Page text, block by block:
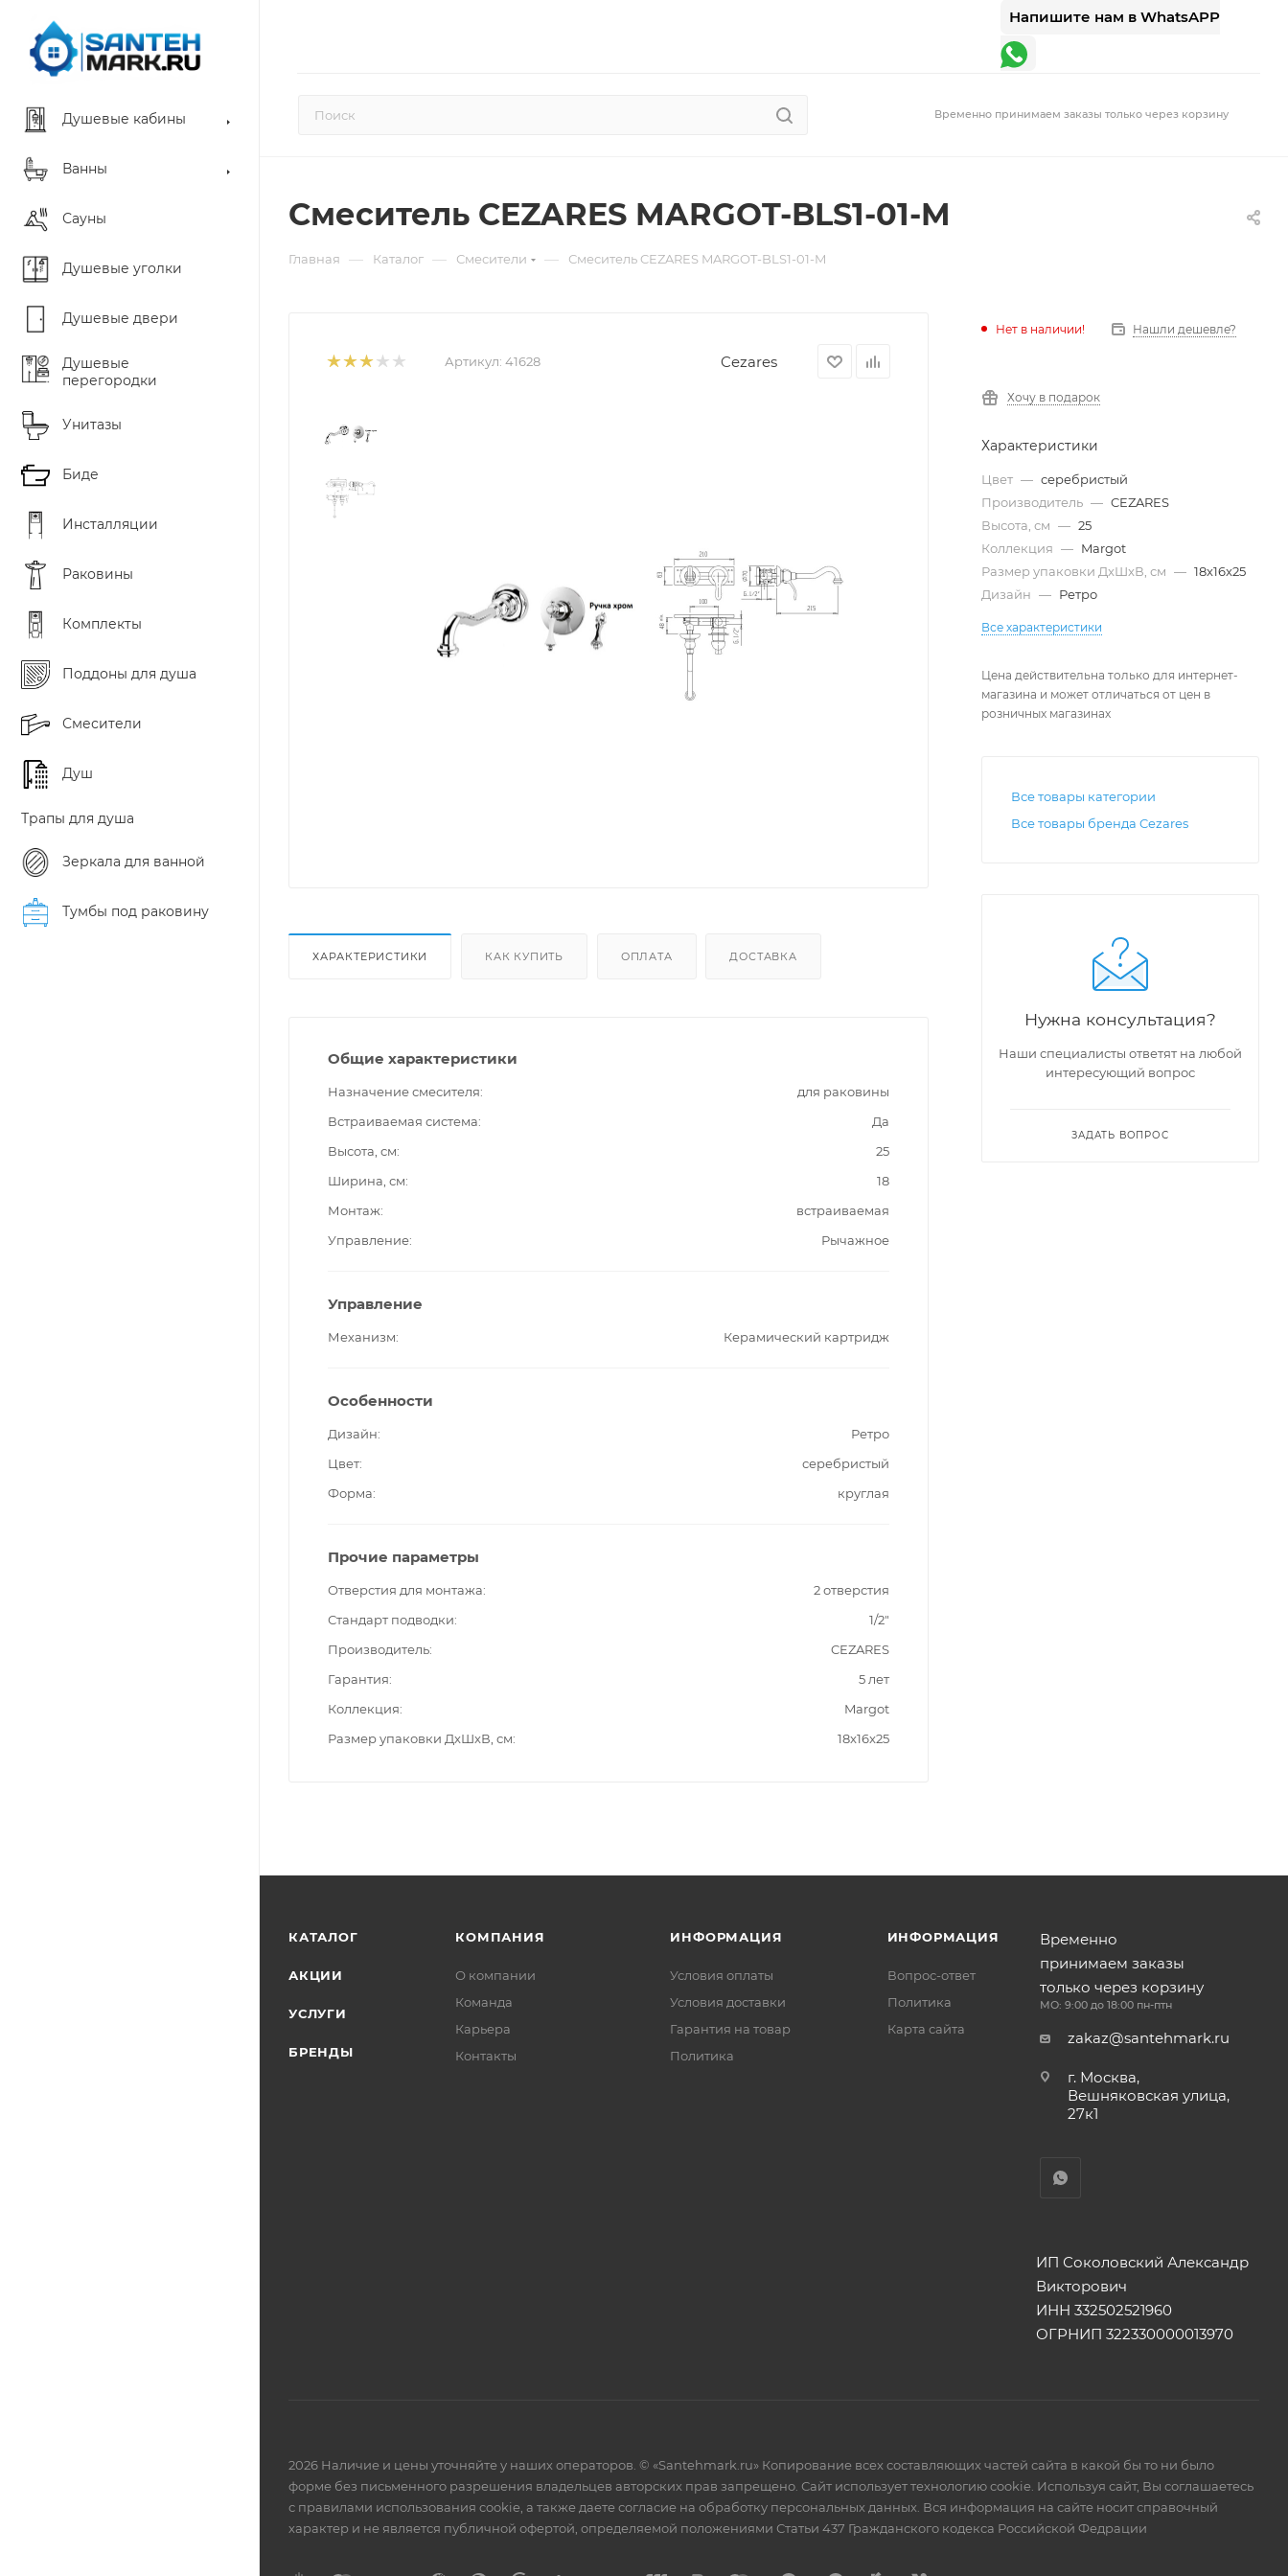
Напишите нам в WhatsAPP
Временно принимаем заказы только через корзину
Душевые кабины
Ванны
Сауны
Душевые уголки
Душевые двери
Душевые
перегородки
Унитазы
Биде
Инсталляции
Раковины
Комплекты
Поддоны для душа
Смесители
Душ
Трапы для душа
Зеркала для ванной
Тумбы под раковину
Смеситель CEZARES MARGOT-BLS1-01-M
Главная — Каталог — Смесители — Смеситель CEZARES MARGOT-BLS1-01-M
Артикул: 41628 Cezares
ХАРАКТЕРИСТИКИ КАК КУПИТЬ ОПЛАТА ДОСТАВКА
Общие характеристики
Назначение смесителя
для раковины
Встраиваемая система
Да
Высота, см
25
Ширина, см
18
Монтаж
встраиваемая
Управление
Рычажное
Управление
Механизм Керамический картридж
Особенности
Дизайн
Ретро
Цвет
серебристый
Форма
круглая
Прочие параметры
Отверстия для монтажа
2 отверстия
Стандарт подводки
1/2"
Производитель
CEZARES
Гарантия
5 лет
Коллекция
Margot
Размер упаковки ДxШxВ, см
18x16x25
Нет в наличии! Нашли дешевле?
Хочу в подарок
Характеристики
Цвет — серебристый
Производитель — CEZARES
Высота, см — 25
Коллекция — Margot
Размер упаковки ДxШxВ, см — 18x16x25
Дизайн — Ретро
Все характеристики
Цена действительна только для интернет-
магазина и может отличаться от цен в
розничных магазинах
Все товары категории
Все товары бренда Cezares
Нужна консультация?
Наши специалисты ответят на любой
интересующий вопрос
ЗАДАТЬ ВОПРОС
КАТАЛОГ
АКЦИИ
УСЛУГИ
БРЕНДЫ
КОМПАНИЯ
О компании
Команда
Карьера
Контакты
ИНФОРМАЦИЯ
Условия оплаты
Условия доставки
Гарантия на товар
Политика
ИНФОРМАЦИЯ
Вопрос-ответ
Политика
Карта сайта
Временно
принимаем заказы
только через корзину
МО: 9:00 до 18:00 пн-птн
zakaz@santehmark.ru
г. Москва,
Вешняковская улица,
27к1
ИП Соколовский Александр
Викторович
ИНН 332502521960
ОГРНИП 322330000013970
2026 Наличие и цены уточняйте у наших операторов. © «Santehmark.ru» Копирование всех составляющих частей сайта в какой бы то ни было
форме без письменного разрешения владельцев авторских прав запрещено. Сайт использует технологию cookie. Используя сайт, Вы соглашаетесь
с правилами использования cookie, а также даете согласие на обработку персональных данных. Вся информация на сайте носит справочный
характер и не является публичной офертой, определяемой положениями Статьи 437 Гражданского кодекса Российской Федрации